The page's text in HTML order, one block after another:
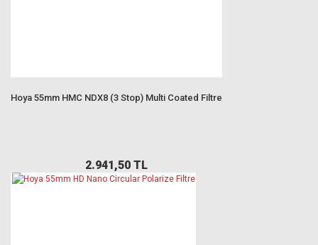
Hoya 55mm HMC NDX8 (3 Stop) Multi Coated Filtre
2.941,50 TL